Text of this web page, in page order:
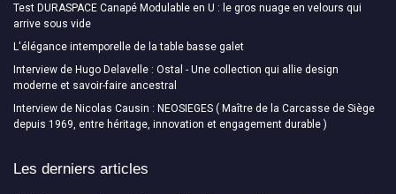
Test DURASPACE Canapé Modulable en U : le gros nuage en velours qui
arrive sous vide
L'élégance intemporelle de la table basse galet
Interview de Hugo Delavelle : Ostal - Une collection qui allie design
moderne et savoir-faire ancestral
Interview de Nicolas Causin : NEOSIEGES ( Maître de la Carcasse de Siège
depuis 1969, entre héritage, innovation et engagement durable )
Les derniers articles